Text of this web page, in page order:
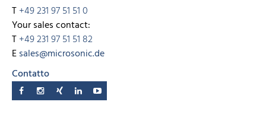
T+49 231 97 51 51 0
Your sales contact:
T+49 231 97 51 51 82
Esales@microsonic.de
Contatto